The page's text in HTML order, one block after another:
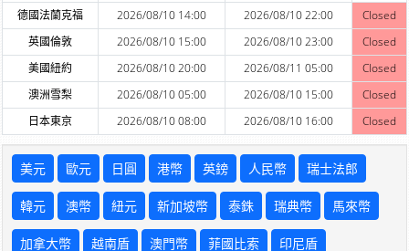
德國法蘭克福 2026/08/10 14:00 2026/08/10 22:00
Closed
英國倫敦
2026/08/10 15:00 2026/08/10 23:00
Closed
美國紐約
2026/08/10 20:00 2026/08/11 05:00
Closed
澳洲雪梨
2026/08/10 05:00 2026/08/10 15:00
Closed
日本東京
2026/08/10 08:00 2026/08/10 16:00 Closed
美元 歐元 日圓 港幣 英鎊 人民幣 瑞士法郎
韓元 澳幣 紐元 新加坡幣 泰銖 瑞典幣 馬來幣
加拿大幣 越南盾 澳門幣 菲國比索 印尼盾